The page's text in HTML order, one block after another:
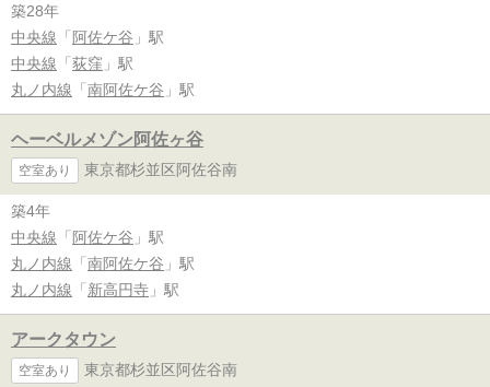
築28年
中央線 「 阿佐ケ谷 」駅
中央線 「 荻窪 」駅
丸ノ内線 「 南阿佐ケ谷 」駅
ヘーベルメゾン阿佐ヶ谷
空室あり 東京都杉並区阿佐谷南
築4年
中央線 「 阿佐ケ谷 」駅
丸ノ内線 「 南阿佐ケ谷 」駅
丸ノ内線 「 新高円寺 」駅
アークタウン
空室あり 東京都杉並区阿佐谷南